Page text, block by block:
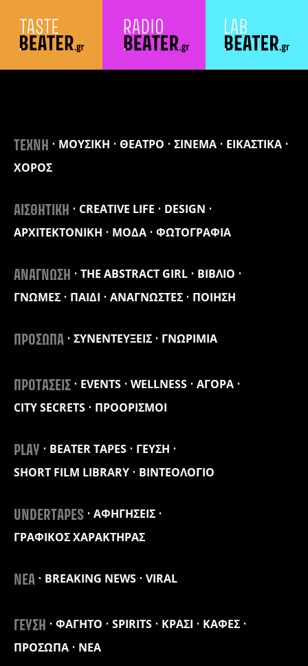
ΤΕΧΝΗ ΜΟΥΣΙΚΗ ΘΕΑΤΡΟ ΣΙΝΕΜΑ
ΕΙΚΑΣΤΙΚΑ
ΧΟΡΟΣ
ΑΙΣΘΗΤΙΚΗ CREATIVE LIFE
DESIGN
ΑΡΧΙΤΕΚΤΟΝΙΚΗ
ΜΟΔΑ ΦΩΤΟΓΡΑΦΙΑ
ΑΝΑΓΝΩΣΗ THE ABSTRACT GIRL
ΒΙΒΛΙΟ
ΓΝΩΜΕΣ
ΠΑΙΔΙ ΑΝΑΓΝΩΣΤΕΣ ΠΟΙΗΣΗ
ΠΡΟΣΩΠΑ ΣΥΝΕΝΤΕΥΞΕΙΣ ΓΝΩΡΙΜΙΑ
ΠΡΟΤΑΣΕΙΣ EVENTS WELLNESS
ΑΓΟΡΑ
CITY SECRETS
ΠΡΟΟΡΙΣΜΟΙ
PLAY BEATER TAPES
ΓΕΥΣΗ
SHORT FILM LIBRARY
ΒΙΝΤΕΟΛΟΓΙΟ
UNDERTAPES
ΑΦΗΓΗΣΕΙΣ
ΓΡΑΦΙΚΟΣ ΧΑΡΑΚΤΗΡΑΣ
ΝΕΑ BREAKING NEWS VIRAL
ΓΕΥΣΗ ΦΑΓΗΤΟ SPIRITS ΚΡΑΣΙ
ΚΑΦΕΣ
ΠΡΟΣΩΠΑ
ΝΕΑ